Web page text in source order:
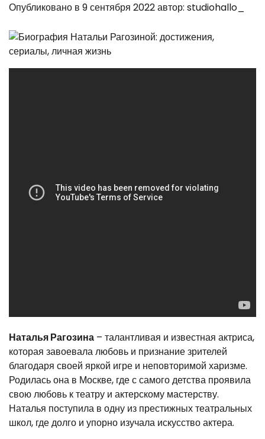
Опубликовано в 9 сентября 2022автор: studiohallo_
Наталья Рагозина – талантливая и известная актриса,
которая завоевала любовь и признание зрителей
благодаря своей яркой игре и неповторимой харизме.
Родилась она в Москве, где с самого детства проявила
свою любовь к театру и актерскому мастерству.
Наталья поступила в одну из престижных театральных
школ, где долго и упорно изучала искусство актера.